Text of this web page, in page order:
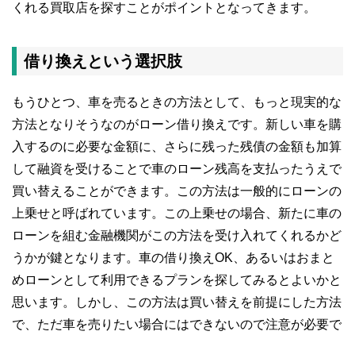
くれる買取店を探すことがポイントとなってきます。
借り換えという選択肢
もうひとつ、車を売るときの方法として、もっと現実的な
方法となりそうなのがローン借り換えです。新しい車を購
入するのに必要な金額に、さらに残った残債の金額も加算
して融資を受けることで車のローン残高を支払ったうえで
買い替えることができます。この方法は一般的にローンの
上乗せと呼ばれています。この上乗せの場合、新たに車の
ローンを組む金融機関がこの方法を受け入れてくれるかど
うかが鍵となります。車の借り換えOK、あるいはおまと
めローンとして利用できるプランを探してみるとよいかと
思います。しかし、この方法は買い替えを前提にした方法
で、ただ車を売りたい場合にはできないので注意が必要で